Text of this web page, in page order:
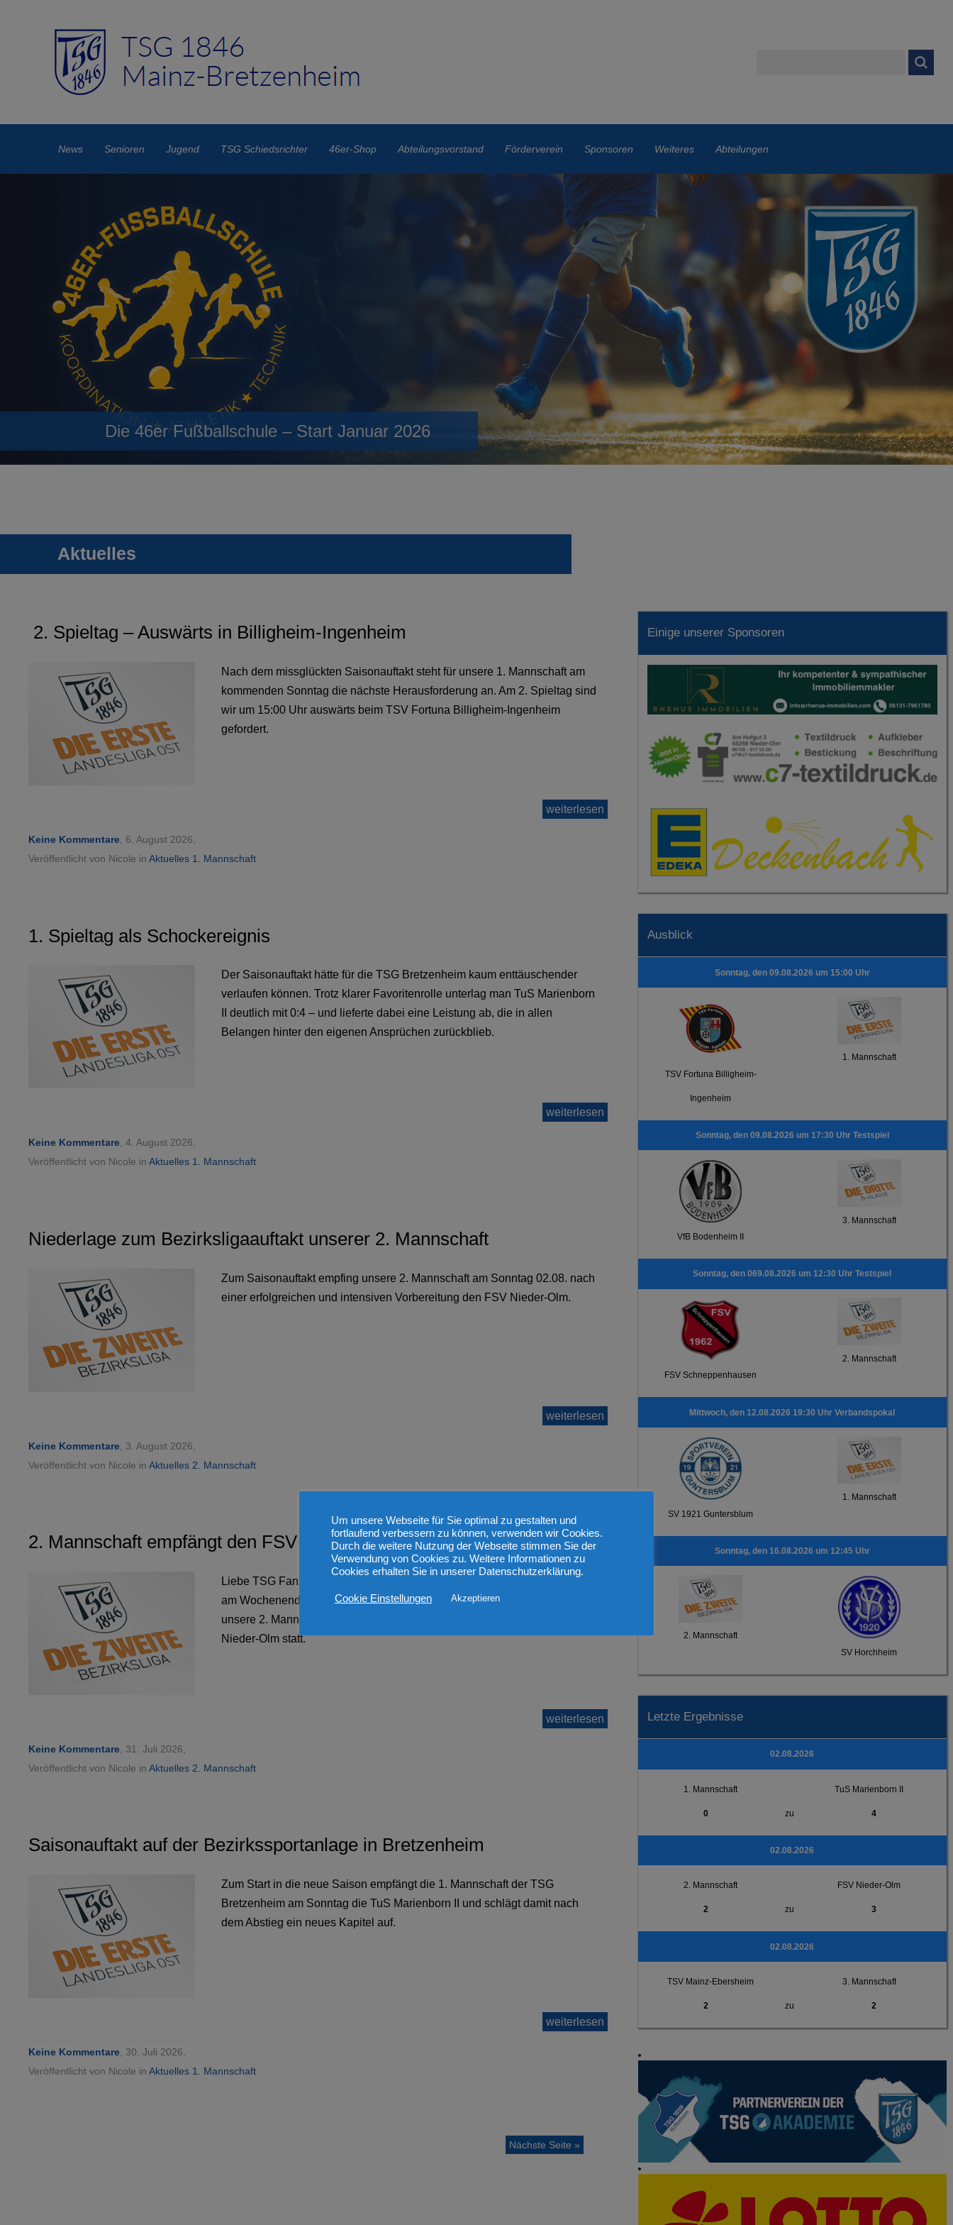
News Senioren Jugend TSG Schiedsrichter 46er-Shop Abteilungsvorstand Förderverein Sponsoren Weiteres Abteilungen
Die 46er Fußballschule – Start Januar 2026
Aktuelles
2. Spieltag – Auswärts in Billigheim-Ingenheim
Nach dem missglückten Saisonauftakt steht für unsere 1. Mannschaft am
kommenden Sonntag die nächste Herausforderung an. Am 2. Spieltag sind
wir um 15:00 Uhr auswärts beim TSV Fortuna Billigheim-Ingenheim
gefordert.
weiterlesen
Keine Kommentare, 6. August 2026,
Veröffentlicht von Nicole inAktuelles 1. Mannschaft
1. Spieltag als Schockereignis
Der Saisonauftakt hätte für die TSG Bretzenheim kaum enttäuschender
verlaufen können. Trotz klarer Favoritenrolle unterlag man TuS Marienborn
II deutlich mit 0:4 – und lieferte dabei eine Leistung ab, die in allen
Belangen hinter den eigenen Ansprüchen zurückblieb.
weiterlesen
Keine Kommentare, 4. August 2026,
Veröffentlicht von Nicole inAktuelles 1. Mannschaft
Niederlage zum Bezirksligaauftakt unserer 2. Mannschaft
Zum Saisonauftakt empfing unsere 2. Mannschaft am Sonntag 02.08. nach
einer erfolgreichen und intensiven Vorbereitung den FSV Nieder-Olm.
weiterlesen
Keine Kommentare , 3. August 2026,
Veröffentlicht von Nicole inAktuelles 2. Mannschaft
2. Mannschaft empfängt den FSV Nieder-Olm
Liebe TSG Fans,
am Wochenende, dem 02.08.2026 geht die 3. Bezirksliga Saison für
unsere 2. Mannschaft wieder los. Der Auftakt findet gegen den FSV
Nieder-Olm statt.
weiterlesen
Keine Kommentare , 31. Juli 2026,
Veröffentlicht von Nicole inAktuelles 2. Mannschaft
Saisonauftakt auf der Bezirkssportanlage in Bretzenheim
Zum Start in die neue Saison empfängt die 1. Mannschaft der TSG
Bretzenheim am Sonntag die TuS Marienborn II und schlägt damit nach
dem Abstieg ein neues Kapitel auf.
weiterlesen
Keine Kommentare , 30. Juli 2026,
Veröffentlicht von Nicole inAktuelles 1. Mannschaft
Nächste Seite »
Einige unserer Sponsoren
Ausblick
Sonntag, den 09.08.2026 um 15:00 Uhr
TSV Fortuna Billigheim-
Ingenheim
1. Mannschaft
Sonntag, den 09.08.2026 um 17:30 Uhr Testspiel
VfB Bodenheim II
3. Mannschaft
Sonntag, den 069.08.2026 um 12:30 Uhr Testspiel
FSV Schneppenhausen
2. Mannschaft
Mittwoch, den 12.08.2026 19:30 Uhr Verbandspokal
SV 1921 Guntersblum
1. Mannschaft
Sonntag, den 16.08.2026 um 12:45 Uhr
2. Mannschaft
SV Horchheim
Letzte Ergebnisse
02.08.2026
1. Mannschaft TuS Marienborn II
0 zu 4
02.08.2026
2. Mannschaft FSV Nieder-Olm
2 zu 3
02.08.2026
TSV Mainz-Ebersheim 3. Mannschaft
2 zu 2
Um unsere Webseite für Sie optimal zu gestalten und
fortlaufend verbessern zu können, verwenden wir Cookies.
Durch die weitere Nutzung der Webseite stimmen Sie der
Verwendung von Cookies zu. Weitere Informationen zu
Cookies erhalten Sie in unserer Datenschutzerklärung.
Cookie Einstellungen Akzeptieren